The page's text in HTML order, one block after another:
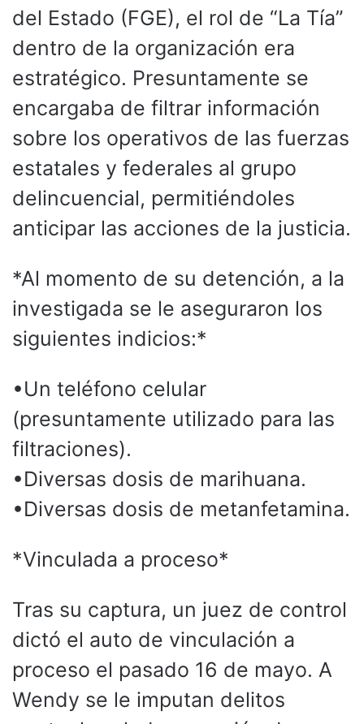
del Estado (FGE), el rol de “La Tía”
dentro de la organización era
estratégico. Presuntamente se
encargaba de filtrar información
sobre los operativos de las fuerzas
estatales y federales al grupo
delincuencial, permitiéndoles
anticipar las acciones de la justicia.
*​Al momento de su detención, a la
investigada se le aseguraron los
siguientes indicios:*
•​Un teléfono celular
(presuntamente utilizado para las
filtraciones).
•​Diversas dosis de marihuana.
•​Diversas dosis de metanfetamina.
*​Vinculada a proceso*
​Tras su captura, un juez de control
dictó el auto de vinculación a
proceso el pasado 16 de mayo. A
Wendy se le imputan delitos